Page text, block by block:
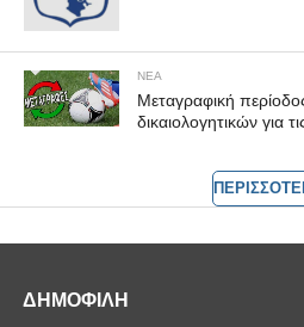
ΝΕΑ
Μεταγραφική
δικαιολογητικών για
ΔΗΜΟΦΙΛΗ